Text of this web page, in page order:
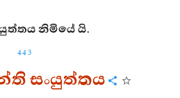
නිමියේ යි.
443
සංයුත්තය